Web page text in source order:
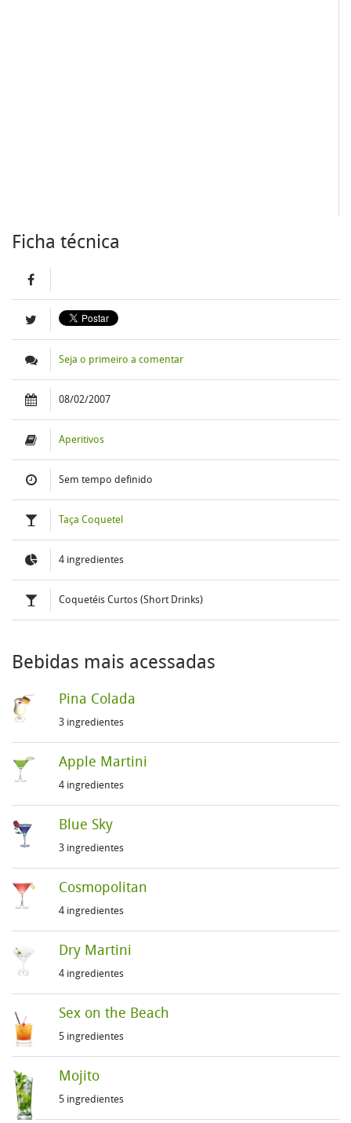
Ficha técnica
Seja o primeiro a comentar
08/02/2007
Aperitivos
Sem tempo definido
Taça Coquetel
4 ingredientes
Coquetéis Curtos (Short Drinks)
Bebidas mais acessadas
Pina Colada
3 ingredientes
Apple Martini
4 ingredientes
Blue Sky
3 ingredientes
Cosmopolitan
4 ingredientes
Dry Martini
4 ingredientes
Sex on the Beach
5 ingredientes
Mojito
5 ingredientes